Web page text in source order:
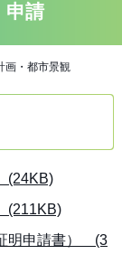
申請
画・都市景観
(24KB)
(211KB)
明申請書） (3